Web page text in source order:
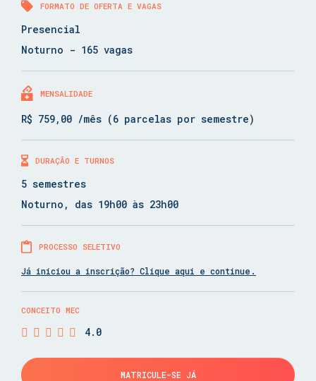
FORMATO DE OFERTA E VAGAS
Presencial
Noturno - 165 vagas
MENSALIDADE
R$ 759,00 /mês (6 parcelas por semestre)
DURAÇÃO E TURNOS
5 semestres
Noturno, das 19h00 às 23h00
PROCESSO SELETIVO
Já iniciou a inscrição? Clique aqui e continue.
CONCEITO MEC
4.0
MATRICULE-SE JÁ